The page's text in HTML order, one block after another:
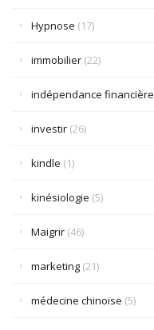
Hypnose (17)
immobilier (22)
indépendance financière
investir (26)
kindle (1)
kinésiologie (5)
Maigrir (46)
marketing (21)
médecine chinoise (5)